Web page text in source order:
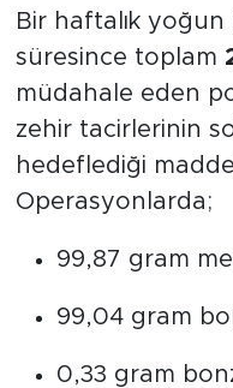
Bir haftalık
süresince toplam
müdahale eden
zehir tacirlerinin
hedeflediği
Operasyonlarda;
99,87 gram
99,04 gram
0,33 gram